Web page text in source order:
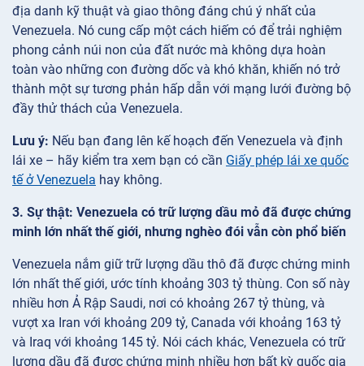
địa danh kỹ thuật và giao thông đáng chú ý nhất của
Venezuela. Nó cung cấp một cách hiếm có để trải nghiệm
phong cảnh núi non của đất nước mà không dựa hoàn
toàn vào những con đường dốc và khó khăn, khiến nó trở
thành một sự tương phản hấp dẫn với mạng lưới đường bộ
đầy thử thách của Venezuela.
Lưu ý: Nếu bạn đang lên kế hoạch đến Venezuela và định
lái xe – hãy kiểm tra xem bạn có cần Giấy phép lái xe quốc
tế ở Venezuela hay không.
3. Sự thật: Venezuela có trữ lượng dầu mỏ đã được chứng
minh lớn nhất thế giới, nhưng nghèo đói vẫn còn phổ biến
Venezuela nắm giữ trữ lượng dầu thô đã được chứng minh
lớn nhất thế giới, ước tính khoảng 303 tỷ thùng. Con số này
nhiều hơn Ả Rập Saudi, nơi có khoảng 267 tỷ thùng, và
vượt xa Iran với khoảng 209 tỷ, Canada với khoảng 163 tỷ
và Iraq với khoảng 145 tỷ. Nói cách khác, Venezuela có trữ
lượng dầu đã được chứng minh nhiều hơn bất kỳ quốc gia